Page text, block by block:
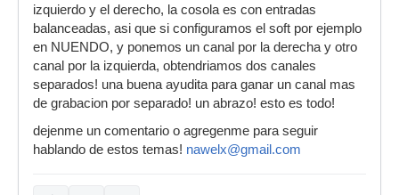
izquierdo y el derecho, la cosola es con entradas
balanceadas, asi que si configuramos el soft por ejemplo
en NUENDO, y ponemos un canal por la derecha y otro
canal por la izquierda, obtendriamos dos canales
separados! una buena ayudita para ganar un canal mas
de grabacion por separado! un abrazo! esto es todo!
dejenme un comentario o agregenme para seguir
hablando de estos temas! nawelx@gmail.com